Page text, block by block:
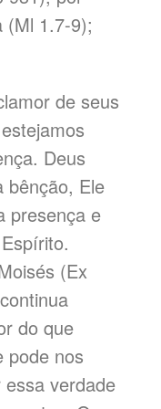
(Ml 1.7-9);
de seus
Deus
bênção, Ele
presença e
(Ex
do que
pode nos
verdade